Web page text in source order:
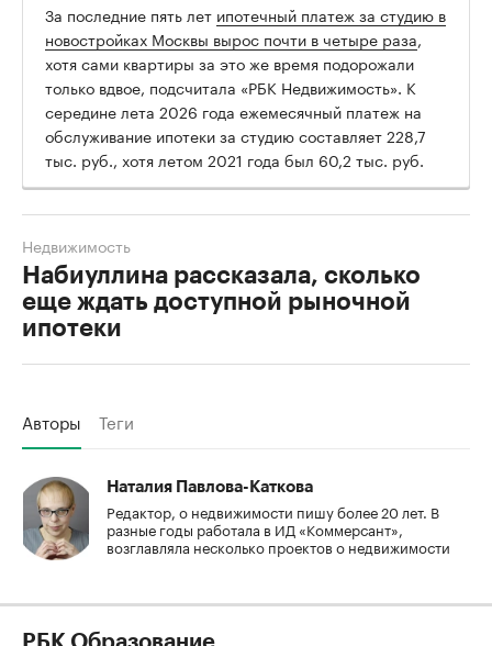
За последние пять лет ипотечный платеж за студию в
новостройках Москвы вырос почти в четыре раза,
хотя сами квартиры за это же время подорожали
только вдвое, подсчитала «РБК Недвижимость». К
середине лета 2026 года ежемесячный платеж на
обслуживание ипотеки за студию составляет 228,7
тыс. руб., хотя летом 2021 года был 60,2 тыс. руб.
Набиуллина рассказала, сколько
еще ждать доступной рыночной
ипотеки
Недвижимость
Авторы Теги
Наталия Павлова-Каткова
Редактор, о недвижимости пишу более 20 лет. В
разные годы работала в ИД «Коммерсант»,
возглавляла несколько проектов о недвижимости